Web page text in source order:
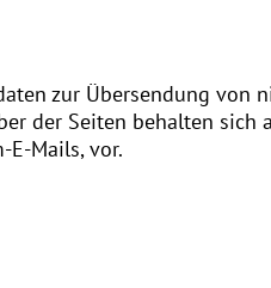
zur Übersendung von
der Seiten behalten sich
Mails, vor.